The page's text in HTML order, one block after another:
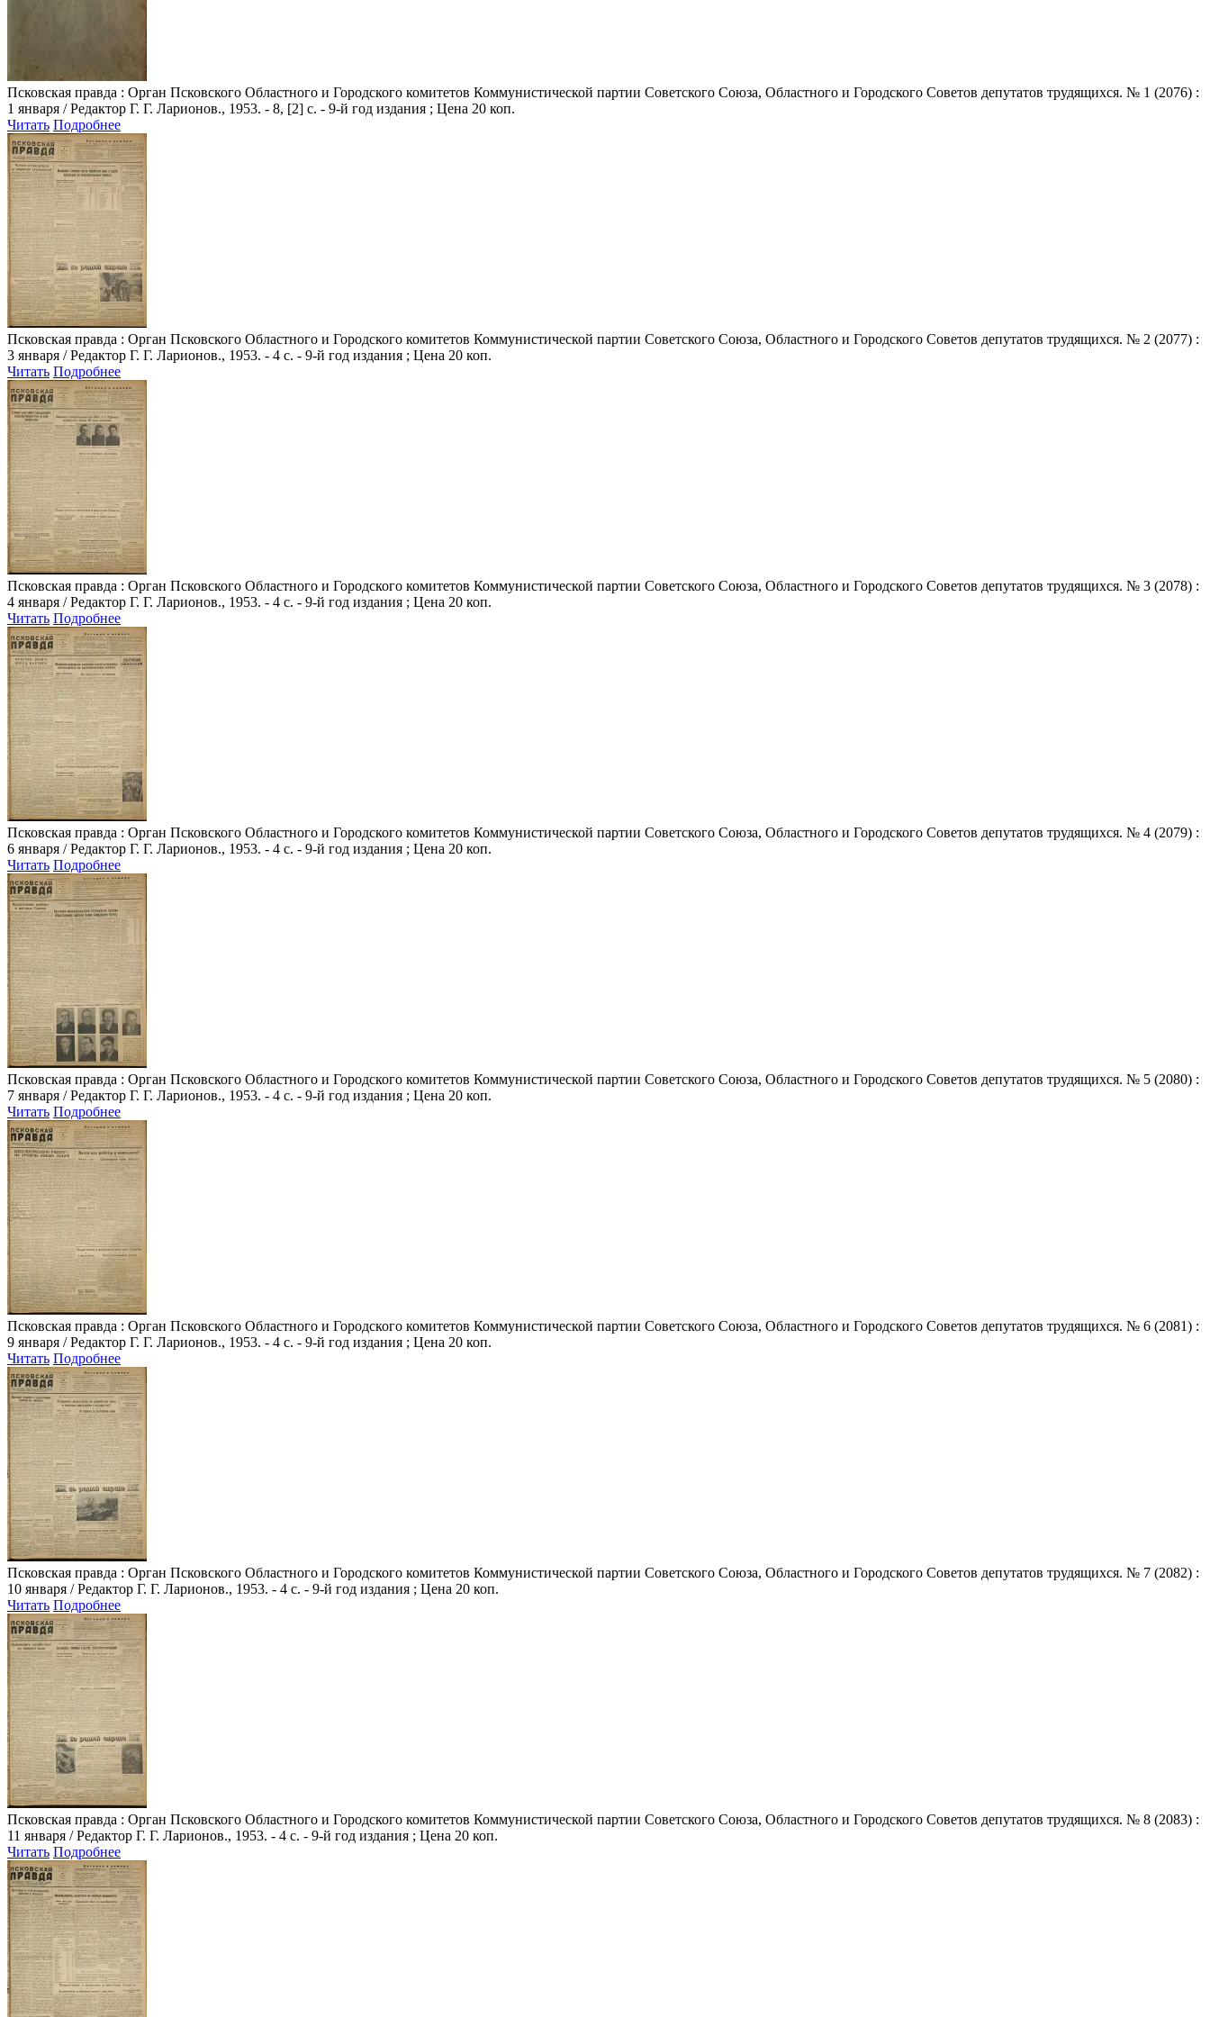
Псковская правда : Орган Псковского Областного и Городского комитетов Коммунистической партии Советского Союза, Областного и Городского Советов депутатов трудящихся. № 1 (2076) :
1 января / Редактор Г. Г. Ларионов., 1953. - 8, [2] с. - 9-й год издания ; Цена 20 коп.
Читать Подробнее
Псковская правда : Орган Псковского Областного и Городского комитетов Коммунистической партии Советского Союза, Областного и Городского Советов депутатов трудящихся. № 2 (2077) :
3 января / Редактор Г. Г. Ларионов., 1953. - 4 с. - 9-й год издания ; Цена 20 коп.
Читать Подробнее
Псковская правда : Орган Псковского Областного и Городского комитетов Коммунистической партии Советского Союза, Областного и Городского Советов депутатов трудящихся. № 3 (2078) :
4 января / Редактор Г. Г. Ларионов., 1953. - 4 с. - 9-й год издания ; Цена 20 коп.
Читать Подробнее
Псковская правда : Орган Псковского Областного и Городского комитетов Коммунистической партии Советского Союза, Областного и Городского Советов депутатов трудящихся. № 4 (2079) :
6 января / Редактор Г. Г. Ларионов., 1953. - 4 с. - 9-й год издания ; Цена 20 коп.
Читать Подробнее
Псковская правда : Орган Псковского Областного и Городского комитетов Коммунистической партии Советского Союза, Областного и Городского Советов депутатов трудящихся. № 5 (2080) :
7 января / Редактор Г. Г. Ларионов., 1953. - 4 с. - 9-й год издания ; Цена 20 коп.
Читать Подробнее
Псковская правда : Орган Псковского Областного и Городского комитетов Коммунистической партии Советского Союза, Областного и Городского Советов депутатов трудящихся. № 6 (2081) :
9 января / Редактор Г. Г. Ларионов., 1953. - 4 с. - 9-й год издания ; Цена 20 коп.
Читать Подробнее
Псковская правда : Орган Псковского Областного и Городского комитетов Коммунистической партии Советского Союза, Областного и Городского Советов депутатов трудящихся. № 7 (2082) :
10 января / Редактор Г. Г. Ларионов., 1953. - 4 с. - 9-й год издания ; Цена 20 коп.
Читать Подробнее
Псковская правда : Орган Псковского Областного и Городского комитетов Коммунистической партии Советского Союза, Областного и Городского Советов депутатов трудящихся. № 8 (2083) :
11 января / Редактор Г. Г. Ларионов., 1953. - 4 с. - 9-й год издания ; Цена 20 коп.
Читать Подробнее